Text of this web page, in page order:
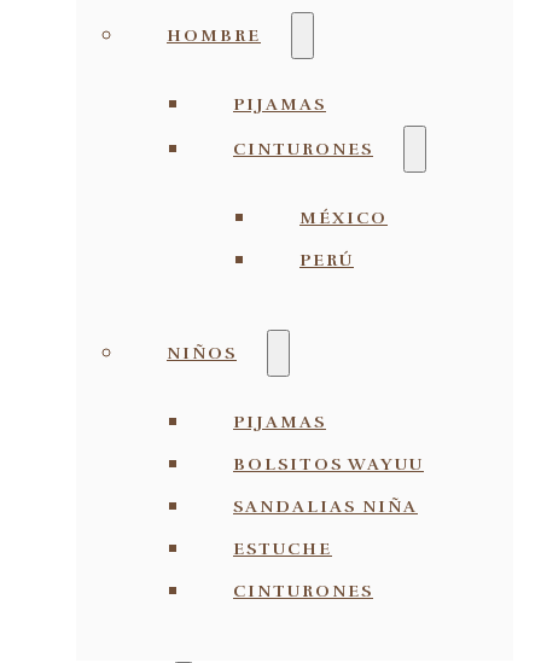
HOMBRE
PIJAMAS
CINTURONES
MÉXICO
PERÚ
NIÑOS
PIJAMAS
BOLSITOS WAYUU
SANDALIAS NIÑA
ESTUCHE
CINTURONES